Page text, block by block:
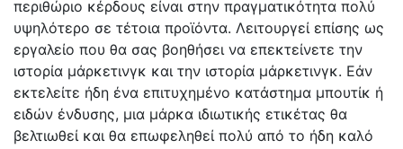
περιθώριο κέρδους είναι στην πραγματικότητα πολύ
υψηλότερο σε τέτοια προϊόντα. Λειτουργεί επίσης ως
εργαλείο που θα σας βοηθήσει να επεκτείνετε την
ιστορία μάρκετινγκ και την ιστορία μάρκετινγκ. Εάν
εκτελείτε ήδη ένα επιτυχημένο κατάστημα μπουτίκ ή
ειδών ένδυσης, μια μάρκα ιδιωτικής ετικέτας θα
βελτιωθεί και θα επωφεληθεί πολύ από το ήδη καλό